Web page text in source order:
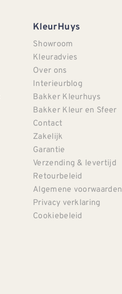
KleurHuys
Showroom
Kleuradvies
Over ons
Interieurblog
Bakker Kleurhuys
Bakker Kleur en Sfeer
Contact
Zakelijk
Garantie
Verzending & levertijd
Retourbeleid
Algemene voorwaarden
Privacy verklaring
Cookiebeleid